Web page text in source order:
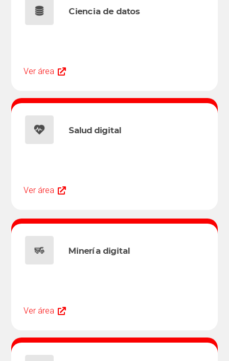
Ciencia de datos
Ver área
Salud digital
Ver área
Minería digital
Ver área